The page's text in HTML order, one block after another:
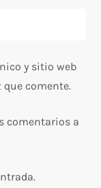
y sitio web
que comente.
comentarios a